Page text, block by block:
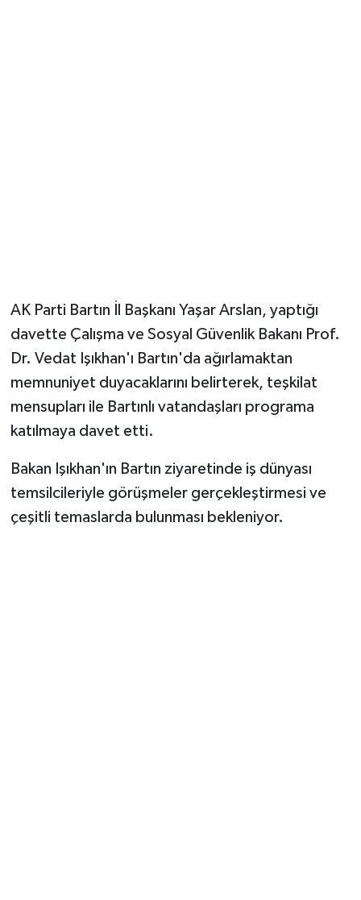
AK Parti Bartın İl Başkanı Yaşar Arslan, yaptığı
davette Çalışma ve Sosyal Güvenlik Bakanı Prof.
Dr. Vedat Işıkhan'ı Bartın'da ağırlamaktan
memnuniyet duyacaklarını belirterek, teşkilat
mensupları ile Bartınlı vatandaşları programa
katılmaya davet etti.
Bakan Işıkhan'ın Bartın ziyaretinde iş dünyası
temsilcileriyle görüşmeler gerçekleştirmesi ve
çeşitli temaslarda bulunması bekleniyor.